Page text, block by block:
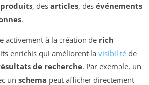
produits, des articles, des événements
.
activement à la création de rich
enrichis qui améliorent la visibilité de
de recherche. Par exemple, un
un schema peut afficher directement